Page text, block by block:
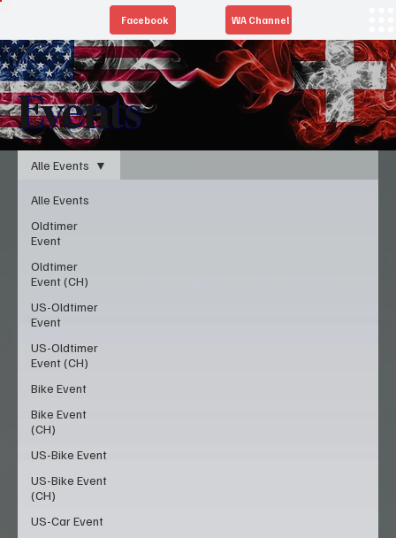
Facebook WA Channel
Events
Alle Events
Oldtimer
Event
Oldtimer
Event (CH)
US-Oldtimer
Event
US-Oldtimer
Event (CH)
Bike Event
Bike Event
(CH)
US-Bike Event
US-Bike Event
(CH)
US-Car Event
Alle Events